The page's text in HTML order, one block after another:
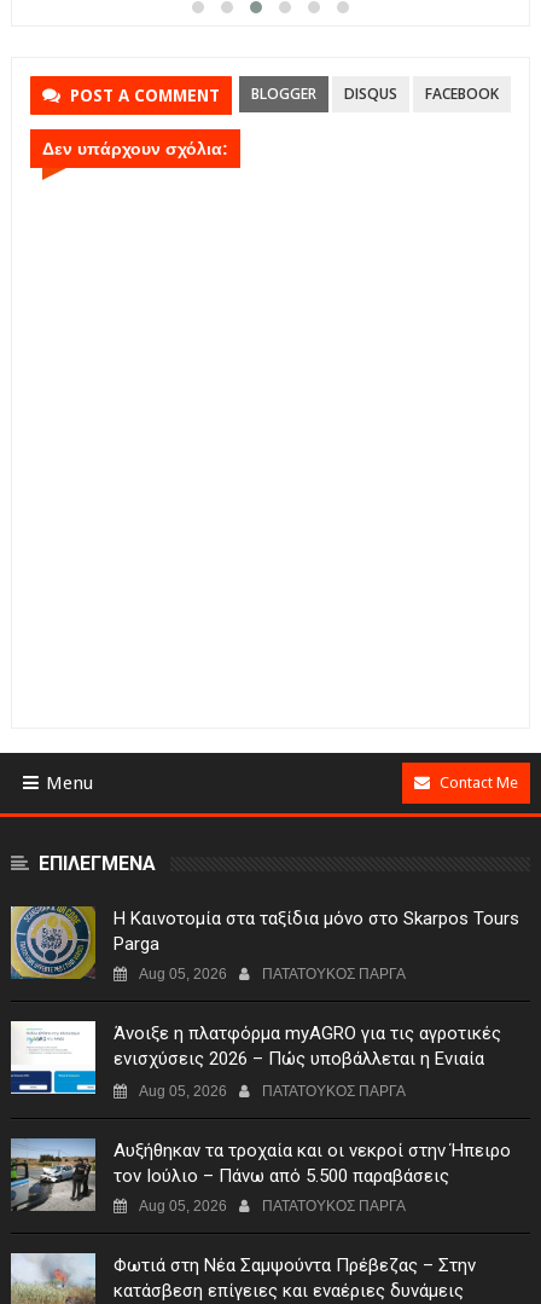
POST A COMMENT BLOGGER DISQUS FACEBOOK
Δεν υπάρχουν σχόλια:
Menu Contact Me
ΕΠΙΛΕΓΜΕΝΑ
Η Καινοτομία στα ταξίδια μόνο στο Skarpos Tours
Parga
Aug 05, 2026 ΠΑΤΑΤΟΥΚΟΣ ΠΑΡΓΑ
Άνοιξε η πλατφόρμα myAGRO για τις αγροτικές
ενισχύσεις 2026 – Πώς υποβάλλεται η Ενιαία
Αίτηση Ενίσχυσης
Aug 05, 2026 ΠΑΤΑΤΟΥΚΟΣ ΠΑΡΓΑ
Αυξήθηκαν τα τροχαία και οι νεκροί στην Ήπειρο
τον Ιούλιο – Πάνω από 5.500 παραβάσεις
Aug 05, 2026 ΠΑΤΑΤΟΥΚΟΣ ΠΑΡΓΑ
Φωτιά στη Νέα Σαμψούντα Πρέβεζας – Στην
κατάσβεση επίγειες και εναέριες δυνάμεις